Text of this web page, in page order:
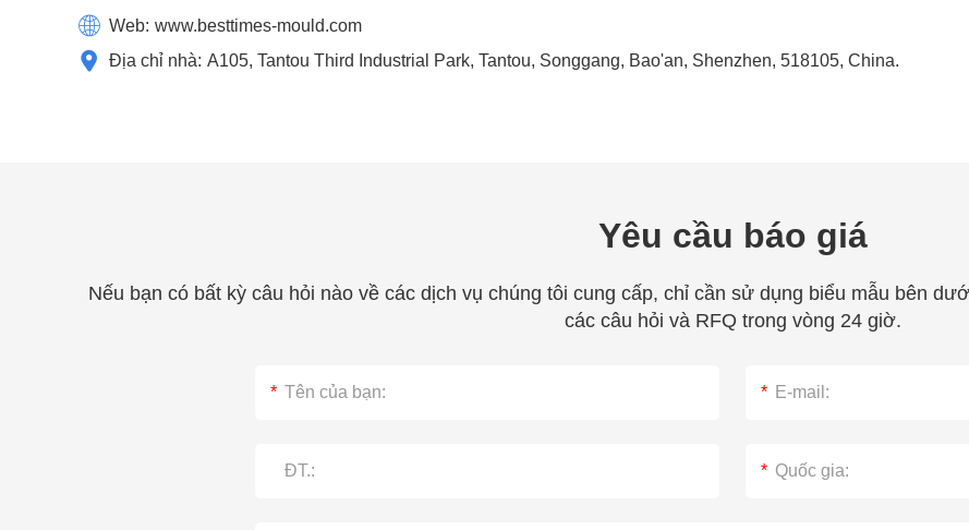
Web: www.besttimes-mould.com
Địa chỉ nhà: A105, Tantou Third Industrial Park, Tantou, Songgang, Bao'an, Shenzhen, 518105, China.
Yêu cầu báo giá
Nếu bạn có bất kỳ câu hỏi nào về các dịch vụ chúng tôi cung cấp, chỉ cần sử dụng biểu mẫu bên
các câu hỏi và RFQ trong vòng 24 giờ.